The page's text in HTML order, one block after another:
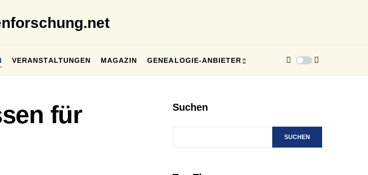
VERANSTALTUNGEN MAGAZIN GENEALOGIE-ANBIETER
für
Suchen
SUCHEN